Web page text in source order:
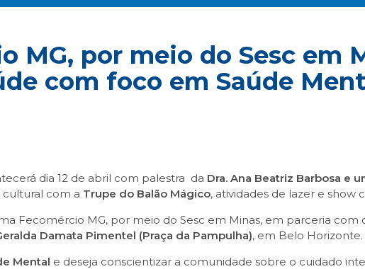
MG, por meio do Sesc em
com foco em Saúde
dia 12 de abril com palestra da Dra. Ana Beatriz Barbosa e
cultural com a Trupe do Balão Mágico, atividades de lazer e show
Fecomércio MG, por meio do Sesc em Minas, em parceria com
Damata Pimentel (Praça da Pampulha), em Belo Horizonte.
Mental e deseja conscientizar a comunidade sobre o cuidado